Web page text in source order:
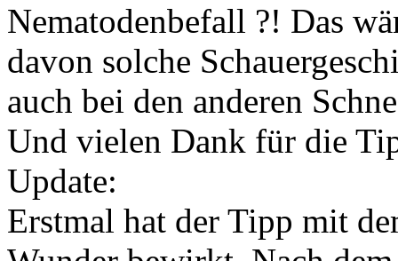
Nematodenbefall ?! Das
davon solche
auch bei den anderen
Und vielen Dank für die
Update:
Erstmal hat der Tipp mit